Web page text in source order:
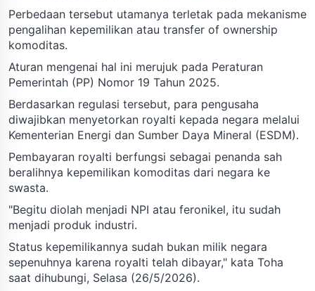
Perbedaan tersebut utamanya terletak pada mekanisme
pengalihan kepemilikan atau transfer of ownership
komoditas.
Aturan mengenai hal ini merujuk pada Peraturan
Pemerintah (PP) Nomor 19 Tahun 2025.
Berdasarkan regulasi tersebut, para pengusaha
diwajibkan menyetorkan royalti kepada negara melalui
Kementerian Energi dan Sumber Daya Mineral (ESDM).
Pembayaran royalti berfungsi sebagai penanda sah
beralihnya kepemilikan komoditas dari negara ke
swasta.
"Begitu diolah menjadi NPI atau feronikel, itu sudah
menjadi produk industri.
Status kepemilikannya sudah bukan milik negara
sepenuhnya karena royalti telah dibayar," kata Toha
saat dihubungi, Selasa (26/5/2026).